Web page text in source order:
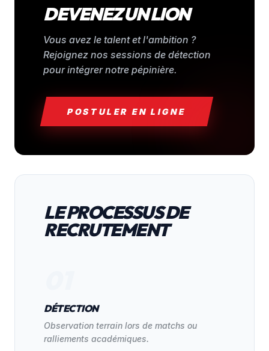
DEVENEZ UN LION
Vous avez le talent et l'ambition ?
Rejoignez nos sessions de détection
pour intégrer notre pépinière.
POSTULER EN LIGNE
LE PROCESSUS DE
RECRUTEMENT
DÉTECTION
Observation terrain lors de matchs ou
ralliements académiques.